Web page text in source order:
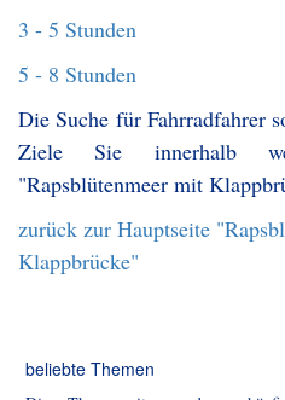
3 - 5 Stunden
5 - 8 Stunden
Die Suche für Fahrradfahrer
Ziele Sie innerhalb
"Rapsblütenmeer mit
zurück zur Hauptseite
Klappbrücke"
beliebte Themen